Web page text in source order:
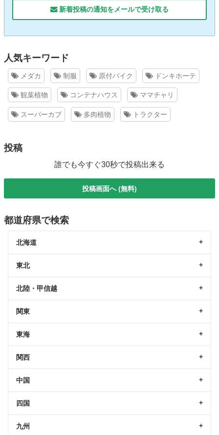
新着投稿の通知をメールで受け取る
人気キーワード
メダカ 制服 原付バイク ドンキホーテ
観葉植物 コンテナハウス ママチャリ
スーパーカブ 多肉植物 トラクター
投稿
誰でも今すぐ30秒で投稿出来る
投稿画面へ (無料)
都道府県で検索
北海道
東北
北陸・甲信越
関東
東海
関西
中国
四国
九州